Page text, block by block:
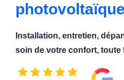
Installation, entretien,
soin de votre confort, toute